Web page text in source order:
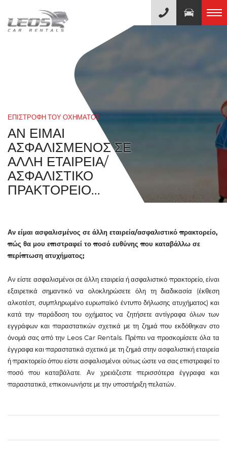
ΕΠΙΣΤΡΟΦΗ ΤΟΥ ΟΧΗΜΑΤΟΣ
ΑΝ ΕΊΜΑΙ
ΑΣΦΑΛΙΣΜΈΝΟΣ ΣΕ
ΆΛΛΗ ΕΤΑΙΡΕΊΑ/
ΑΣΦΑΛΙΣΤΙΚΌ
ΠΡΑΚΤΟΡΕΊΟ...
Αν είμαι ασφαλισμένος σε άλλη εταιρεία/ασφαλιστικό πρακτορείο,
πώς θα μου επιστραφεί το ποσό ευθύνης που καταβάλλω σε
περίπτωση ατυχήματος;
Αν είστε ασφαλισμένοι σε άλλη εταιρεία ή ασφαλιστικό πρακτορείο, είναι
εξαιρετικά σημαντικό να ολοκληρώσετε όλη τη διαδικασία (έκθεση
αλκοτέστ, συμπληρωμένο ευρωπαϊκό έντυπο δήλωσης ατυχήματος) και
κατά την παράδοση του οχήματος να ζητήσετε αντίγραφα όλων των
εγγράφων και παραστατικών σχετικά με τη ζημιά που εκδόθηκαν στο
όνομά σας από την Leos Car Rentals. Πρέπει να προσκομίσετε όλα τα
έγγραφα και παραστατικά σχετικά με τη ζημιά στην ασφαλιστική εταιρεία
ή πρακτορείο όπου είστε ασφαλισμένοι ούτως ώστε να σας επιστραφεί το
ποσό που καταβάλατε. Αν χρειάζεστε περισσότερα έγγραφα και
παραστατικά, επικοινωνήστε με την υποστήριξη πελατών.